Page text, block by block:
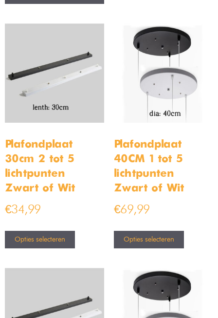
Plafondplaat
30cm 2 tot 5
lichtpunten –
Zwart of Wit
€34,99
Opties selecteren
Plafondplaat
40CM 1 tot 5
lichtpunten –
Zwart of Wit
€69,99
Opties selecteren